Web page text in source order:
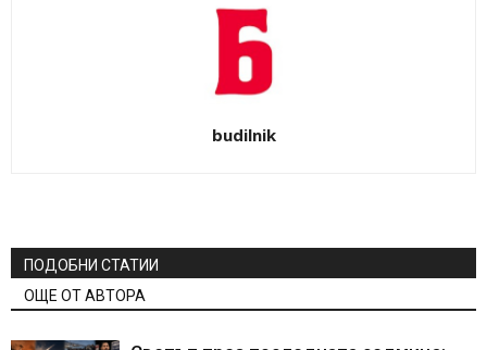
budilnik
ПОДОБНИ СТАТИИ
ОЩЕ ОТ АВТОРА